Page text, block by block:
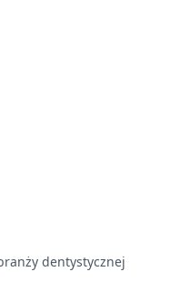
dentystycznej